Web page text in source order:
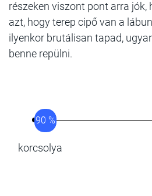
részeken viszont pont arra jók,
azt, hogy terep cipő van a
ilyenkor brutálisan tapad,
benne repülni.
90 %
korcsolya